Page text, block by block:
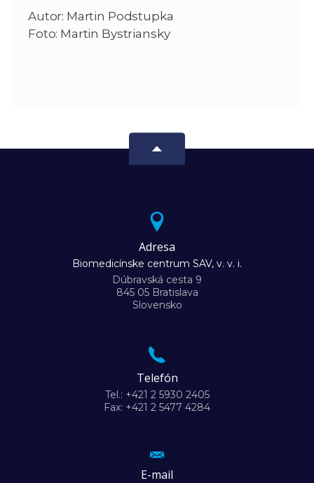
Autor: Martin Podstupka
Foto: Martin Bystriansky
Adresa
Biomedicínske centrum SAV, v. v. i.
Dúbravská cesta 9
845 05 Bratislava
Slovensko
Telefón
Tel.: +421 2 5930 2405
Fax: +421 2 5477 4284
E-mail